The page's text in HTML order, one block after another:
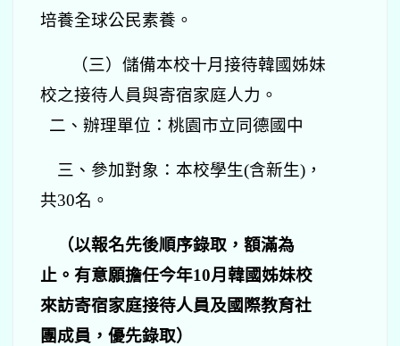
培養全球公民素養。
（三）儲備本校十月接待韓國姊妹
校之接待人員與寄宿家庭人力。
二、辦理單位：桃園市立同德國中
三、參加對象：本校學生(含新生)，
共30名。
（以報名先後順序錄取，額滿為
止。有意願擔任今年10月韓國姊妹校
來訪寄宿家庭接待人員及國際教育社
團成員，優先錄取）